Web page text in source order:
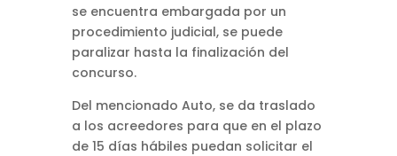
se encuentra embargada por un
procedimiento judicial, se puede
paralizar hasta la finalización del
concurso.
Del mencionado Auto, se da traslado
a los acreedores para que en el plazo
de 15 días hábiles puedan solicitar el